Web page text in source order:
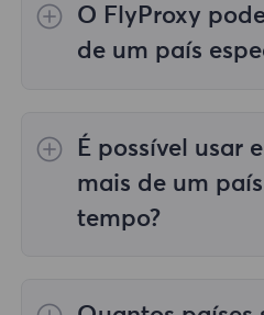
O FlyProxy
de um país
todo o mundo;
não apoia a seleção
países/regiões
residenciais estáticos
É possível usar
mais de um
tempo?